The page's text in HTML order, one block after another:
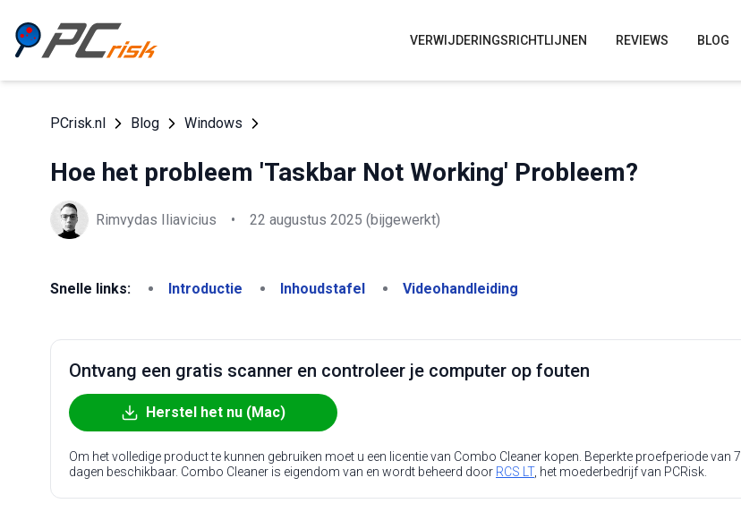
VERWIJDERINGSRICHTLIJNEN REVIEWS BLOG
PCrisk.nl Blog Windows
Hoe het probleem 'Taskbar Not Working' Probleem?
Rimvydas Iliavicius • 22 augustus 2025 (bijgewerkt)
Snelle links: Introductie Inhoudstafel Videohandleiding
Ontvang een gratis scanner en controleer je computer op fouten
Herstel het nu (Mac)
Om het volledige product te kunnen gebruiken moet u een licentie van Combo Cleaner kopen. Beperkte proefperiode van 7
dagen beschikbaar. Combo Cleaner is eigendom van en wordt beheerd door RCS LT, het moederbedrijf van PCRisk.